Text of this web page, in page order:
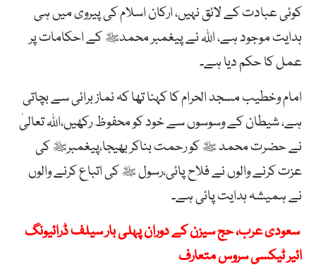
کوئی عبادت کے لائق نہیں، ارکان اسلام کی پیروی میں ہی
ہدایت موجود ہے، اللہ نے پیغمبر محمدﷺ کے احکامات پر
عمل کا حکم دیا ہے۔
امام وخطیب مسجد الحرام کا کہنا تھا کہ نماز برائی سے بچاتی
ہے، شیطان کے وسوسوں سے خود کو محفوظ رکھیں،اللہ تعالیٰ
نے حضرت محمد ﷺ کو رحمت بناکر بھیجا،پیغمبرﷺ کی
عزت کرنے والوں نے فلاح پائی،رسول ﷺ کی اتباع کرنے والوں
نے ہمیشہ ہدایت پائی ہے۔
سعودی عرب، حج سیزن کے دوران پہلی بار سیلف ڈرائیونگ
ائیر ٹیکسی سروس متعارف